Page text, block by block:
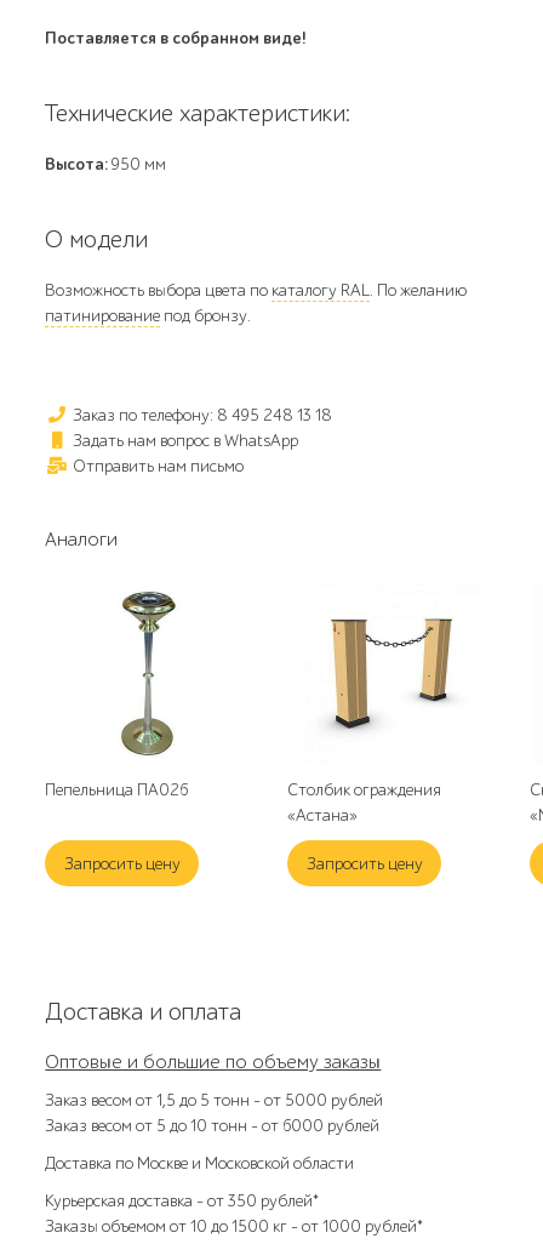
Поставляется в собранном виде!
Технические характеристики:
Высота:950 мм
О модели
Возможность выбора цвета по каталогу RAL. По желанию
патинирование под бронзу.
Заказ по телефону: 8 495 248 13 18
Задать нам вопрос в WhatsApp
Отправить нам письмо
Аналоги
Пепельница ПА026
Запросить цену
Столбик ограждения
«Астана»
Запросить цену
Доставка и оплата
Оптовые и большие по объему заказы
Заказ весом от 1,5 до 5 тонн – от 5000 рублей
Заказ весом от 5 до 10 тонн – от 6000 рублей
Доставка по Москве и Московской области
Курьерская доставка – от 350 рублей*
Заказы объемом от 10 до 1500 кг – от 1000 рублей*